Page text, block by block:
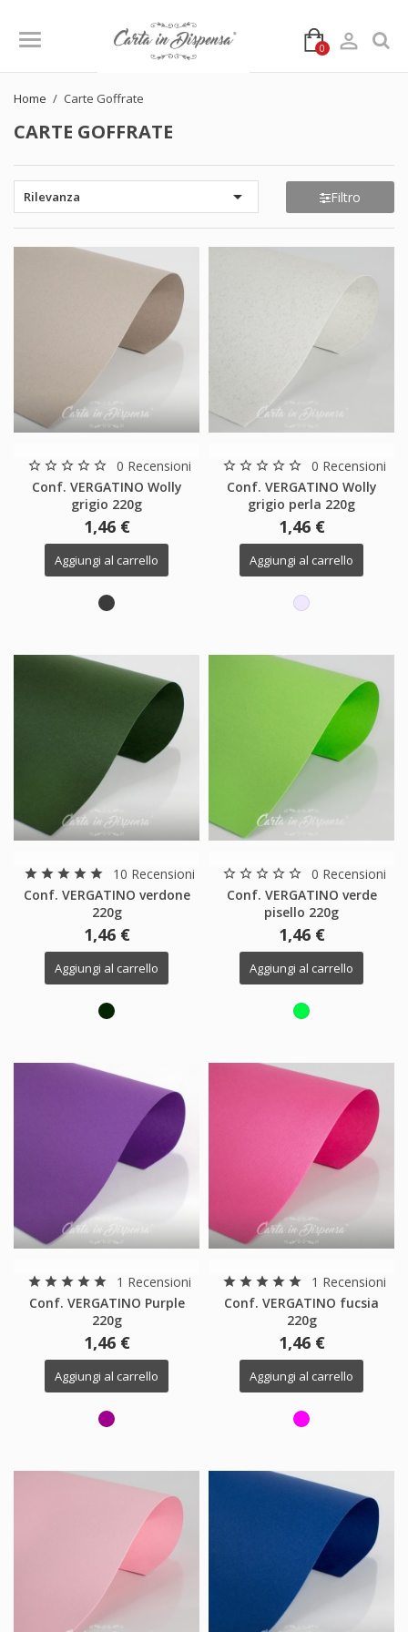
0 
Home Carte Goffrate
CARTE GOFFRATE
Rilevanza  Filtro
star_border star_border star_border star_border star_border
0 Recensioni
Conf. VERGATINO Wolly
grigio 220g
1,46 €
Aggiungi al carrello
star_border star_border star_border star_border star_border
0 Recensioni
Conf. VERGATINO Wolly
grigio perla 220g
1,46 €
Aggiungi al carrello
star star star star star
10 Recensioni
Conf. VERGATINO verdone
220g
1,46 €
Aggiungi al carrello
star_border star_border star_border star_border star_border
0 Recensioni
Conf. VERGATINO verde
pisello 220g
1,46 €
Aggiungi al carrello
star star star star star
1 Recensioni
Conf. VERGATINO Purple
220g
1,46 €
Aggiungi al carrello
star star star star star
1 Recensioni
Conf. VERGATINO fucsia
220g
1,46 €
Aggiungi al carrello